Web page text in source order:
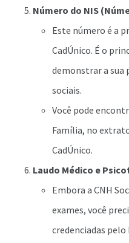
Número do NIS
Este número é a
CadÚnico. É o
demonstrar a sua
sociais.
Você pode
Família, no
CadÚnico.
Laudo Médico e
Embora a CNH
exames, você
credenciadas